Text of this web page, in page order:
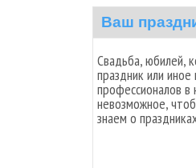
Ваш
Свадьба, юбилей,
праздник или
профессионалов
невозможное,
знаем о